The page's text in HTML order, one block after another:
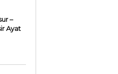
–
Ayat